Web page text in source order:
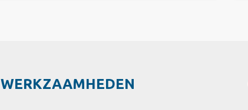
WERKZAAMHEDEN